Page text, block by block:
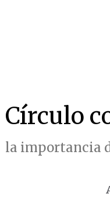
Círculo
la importancia